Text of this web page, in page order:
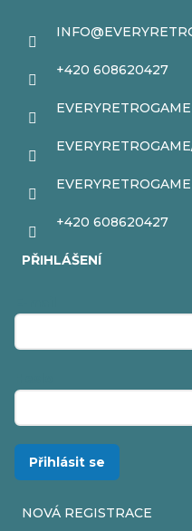
INFO@
+420 608620427
EVERYRETROGAME
EVERYRETROGAME
+420 608620427
PŘIHLÁŠENÍ
Přihlásit se
NOVÁ REGISTRACE